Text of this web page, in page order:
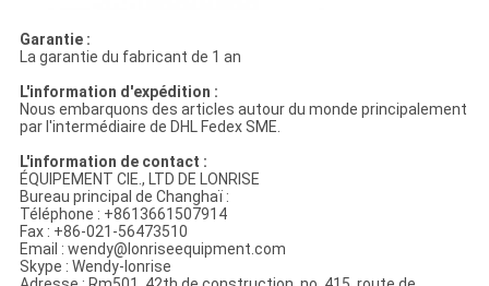
Garantie :
La garantie du fabricant de 1 an
L'information d'expédition :
Nous embarquons des articles autour du monde principalement
par l'intermédiaire de DHL Fedex SME.
L'information de contact :
ÉQUIPEMENT CIE., LTD DE LONRISE
Bureau principal de Changhaï :
Téléphone : +8613661507914
Fax : +86-021-56473510
Email : wendy@lonriseequipment.com
Skype : Wendy-lonrise